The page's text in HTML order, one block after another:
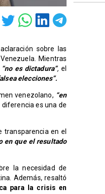
sobre las
Mientras
“no es dictadura”, el
elecciones”.
venezolano, “en
es una de
transparencia en el
en que el resultado
la necesidad de
Además, resaltó
para la crisis en